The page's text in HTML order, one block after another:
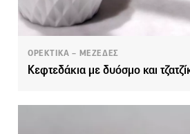
ΟΡΕΚΤΙΚΑ – ΜΕΖΕΔΕΣ
Κεφτεδάκια με δυόσμο και